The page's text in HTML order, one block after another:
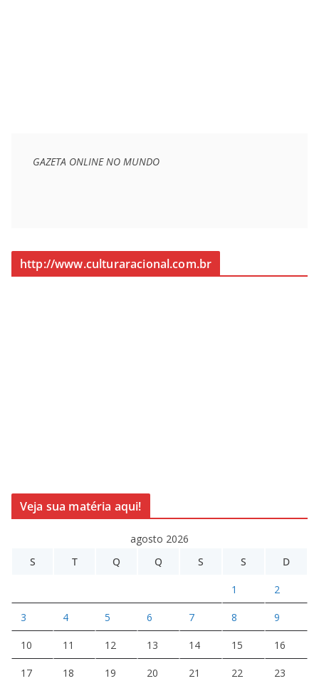
GAZETA ONLINE NO MUNDO
http://www.culturaracional.com.br
Veja sua matéria aqui!
agosto 2026
S
T Q Q S S D
1 2
3 4 5 6 7 8 9
10 11 12 13 14 15 16
17 18 19 20 21 22 23